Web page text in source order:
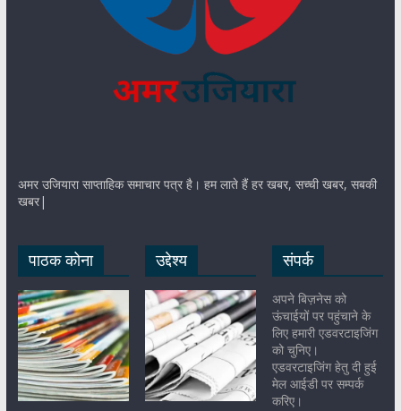
अमर उजियारा साप्ताहिक समाचार पत्र है। हम लाते हैं हर खबर, सच्ची खबर, सबकी
खबर|
पाठक कोना उद्देश्य संपर्क
अपने बिज़नेस को
ऊंचाईयों पर पहुंचाने के
लिए हमारी एडवरटाइजिंग
को चुनिए।
एडवरटाइजिंग हेतु दी हुई
मेल आईडी पर सम्पर्क
करिए।